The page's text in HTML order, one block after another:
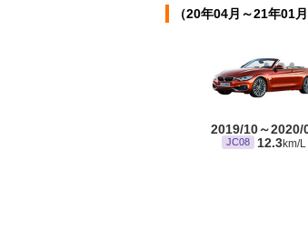
（20年04月～21年01
2019/10～2020/
JC08 12.3km/L